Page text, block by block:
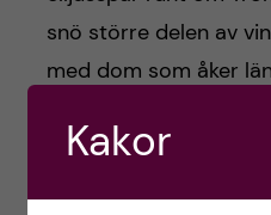
snö större delen av
med dom som åker
Kakor